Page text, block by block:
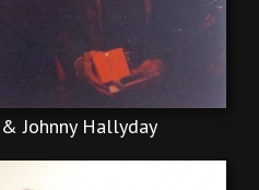
Johnny Hallyday